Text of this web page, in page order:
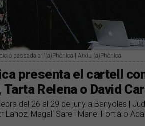
passada a l'(a)Phònica | Arxiu (a)Phònica
presenta el cartell
Tarta Relena o David
del 26 al 29 de juny a Banyoles |
Lahoz, Magalí Sare i Manel Fortià o